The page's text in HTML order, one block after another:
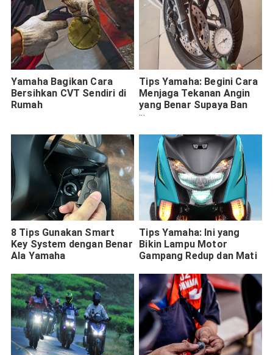
Yamaha Bagikan Cara
Bersihkan CVT Sendiri di
Rumah
Tips Yamaha: Begini Cara
Menjaga Tekanan Angin
yang Benar Supaya Ban
Lebih Awet
8 Tips Gunakan Smart
Key System dengan Benar
Ala Yamaha
Tips Yamaha: Ini yang
Bikin Lampu Motor
Gampang Redup dan Mati